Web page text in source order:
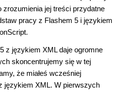
jej treści przydatne
pracy z Flashem 5 i językiem
z językiem XML daje ogromne
skoncentrujemy się w tej
że miałeś wcześniej
językiem XML. W pierwszych